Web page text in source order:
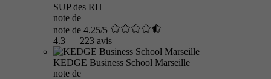
SUP des RH
note de
note de 4.25/5
4.3 — 223 avis
KEDGE Business School Marseille
note de